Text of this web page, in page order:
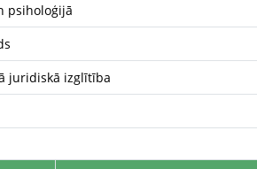
psiholoģijā
juridiskā izglītība